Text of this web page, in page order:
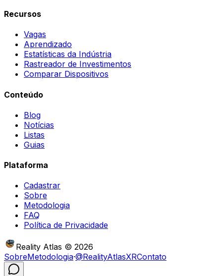
Recursos
Vagas
Aprendizado
Estatísticas da Indústria
Rastreador de Investimentos
Comparar Dispositivos
Conteúdo
Blog
Notícias
Listas
Guias
Plataforma
Cadastrar
Sobre
Metodologia
FAQ
Política de Privacidade
Reality Atlas © 2026
SobreMetodologia·@RealityAtlasXRContato